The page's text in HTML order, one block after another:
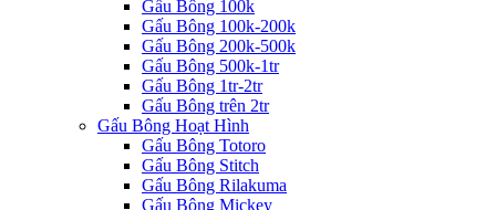
Gấu Bông 100k
Gấu Bông 100k-200k
Gấu Bông 200k-500k
Gấu Bông 500k-1tr
Gấu Bông 1tr-2tr
Gấu Bông trên 2tr
Gấu Bông Hoạt Hình
Gấu Bông Totoro
Gấu Bông Stitch
Gấu Bông Rilakuma
Gấu Bông Mickey